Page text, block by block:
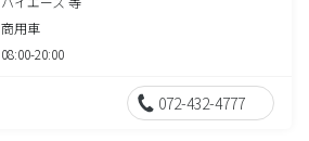
商用車
08:00-20:00
072-432-4777